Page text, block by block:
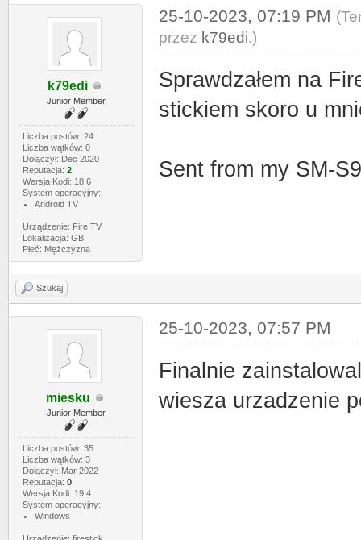
k79edi
Junior Member
Liczba postów: 24
Liczba wątków: 0
Dołączył: Dec 2020
Reputacja: 2
Wersja Kodi: 18.6
System operacyjny:
Android TV
Urządzenie: Fire TV
Lokalizacja: GB
Płeć: Mężczyzna
25-10-2023, 07:19 PM
przez k79edi.)
Sprawdzałem na
stickiem skoro u
Sent from my SM-
Szukaj
miesku
Junior Member
Liczba postów: 35
Liczba wątków: 3
Dołączył: Mar 2022
Reputacja: 0
Wersja Kodi: 19.4
System operacyjny:
Windows
25-10-2023, 07:57 PM
Finalnie
wiesza urzadzenie